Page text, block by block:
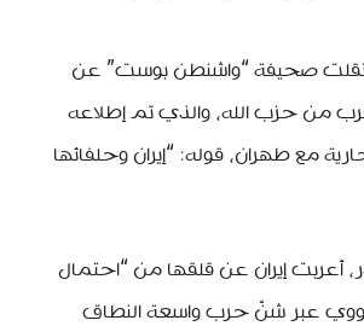
صحيفة “واشنطن بوست” عن
من حزب الله، والذي تم إطلاعه
مع طهران، قوله: “إيران وحلفائها
أعربت إيران عن قلقها من “احتمال
عبر شنّ حرب واسعة النطاق